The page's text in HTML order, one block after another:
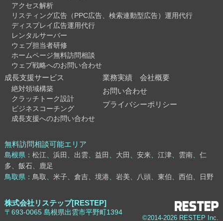
アクセス解析
リスティング広告（PPC広告、検索連動型広告）運用代行
ディスプレイ広告運用代行
レンタルサーバー
ウェブ担当者研修
ホームページ無料訪問相談
ウェブ戦略へのお問い合わせ
成長支援サービス
絶対領域構築
クラッチトーク設計
ビジネスコーチング
成長支援へのお問い合わせ
業務実績
会社概要
お問い合わせ
プライバシーポリシー
無料訪問相談可能エリア
島根県： 松江、 浜田 、 出雲、 益田 、 大田 、 安来、 江津、 雲南、 仁
多、 飯石、 鹿足
鳥取県： 鳥取 、 米子、 倉吉、 境港、 岩美、 八頭、 東伯、 西伯、 日野
株式会社リステップ[RESTEP]
〒693-0065 島根県出雲市平野町1394
©2014-2026 RESTEP Inc.